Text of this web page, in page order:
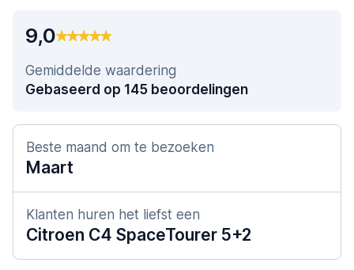
9,0
Gemiddelde waardering
Gebaseerd op 145 beoordelingen
Beste maand om te bezoeken
Maart
Klanten huren het liefst een
Citroen C4 SpaceTourer 5+2